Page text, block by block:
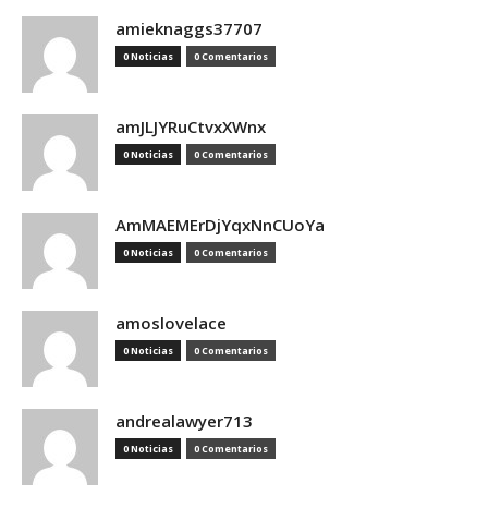
amieknaggs37707
0 Noticias 0 Comentarios
amJLJYRuCtvxXWnx
0 Noticias 0 Comentarios
AmMAEMErDjYqxNnCUoYa
0 Noticias 0 Comentarios
amoslovelace
0 Noticias 0 Comentarios
andrealawyer713
0 Noticias 0 Comentarios